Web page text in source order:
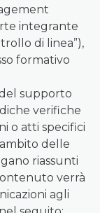
integrante
di linea”),
formativo
supporto
verifiche
o atti specifici
delle
riassunti
verrà
agli